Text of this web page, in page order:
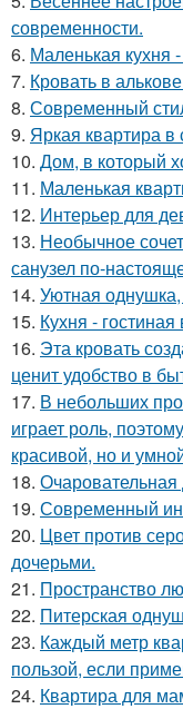
современности.
6. Маленькая кухня
7. Кровать в
8. Современный
9. Яркая квартира в
10. Дом, в который
11. Маленькая
12. Интерьер для
13. Необычное
санузел по-
14. Уютная
15. Кухня -
16. Эта кровать
ценит удобство в
17. В небольших
играет роль,
красивой, но и
18. Очаровательная
19. Современный
20. Цвет против
дочерьми.
21. Пространство
22. Питерская
23. Каждый метр
пользой, если
24. Квартира для